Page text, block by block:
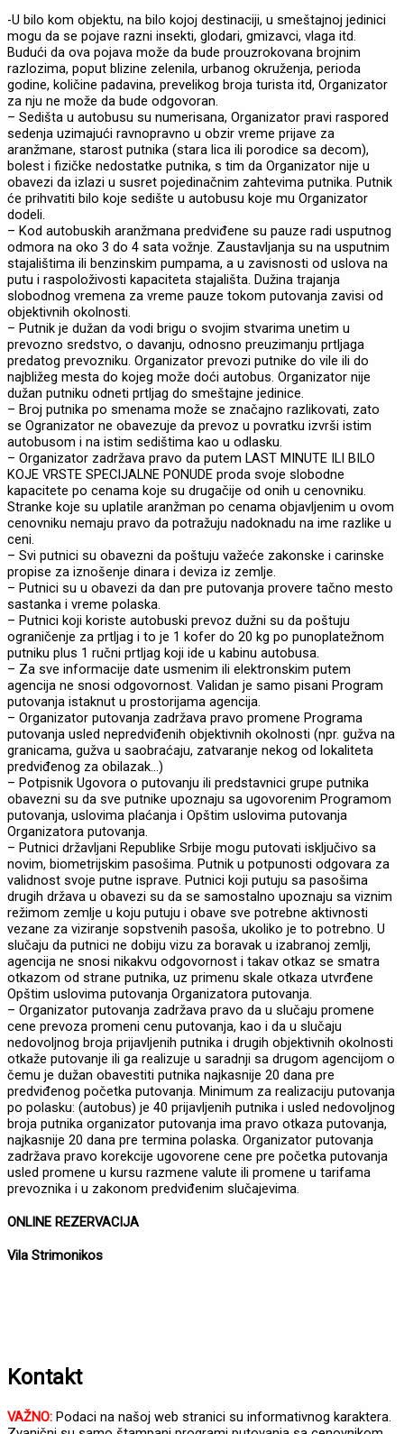
-U bilo kom objektu, na bilo kojoj destinaciji, u smeštajnoj jedinici
mogu da se pojave razni insekti, glodari, gmizavci, vlaga itd.
Budući da ova pojava može da bude prouzrokovana brojnim
razlozima, poput blizine zelenila, urbanog okruženja, perioda
godine, količine padavina, prevelikog broja turista itd, Organizator
za nju ne može da bude odgovoran.
– Sedišta u autobusu su numerisana, Organizator pravi raspored
sedenja uzimajući ravnopravno u obzir vreme prijave za
aranžmane, starost putnika (stara lica ili porodice sa decom),
bolest i fizičke nedostatke putnika, s tim da Organizator nije u
obavezi da izlazi u susret pojedinačnim zahtevima putnika. Putnik
će prihvatiti bilo koje sedište u autobusu koje mu Organizator
dodeli.
– Kod autobuskih aranžmana predviđene su pauze radi usputnog
odmora na oko 3 do 4 sata vožnje. Zaustavljanja su na usputnim
stajalištima ili benzinskim pumpama, a u zavisnosti od uslova na
putu i raspoloživosti kapaciteta stajališta. Dužina trajanja
slobodnog vremena za vreme pauze tokom putovanja zavisi od
objektivnih okolnosti.
– Putnik je dužan da vodi brigu o svojim stvarima unetim u
prevozno sredstvo, o davanju, odnosno preuzimanju prtljaga
predatog prevozniku. Organizator prevozi putnike do vile ili do
najbližeg mesta do kojeg može doći autobus. Organizator nije
dužan putniku odneti prtljag do smeštajne jedinice.
– Broj putnika po smenama može se značajno razlikovati, zato
se Ogranizator ne obavezuje da prevoz u povratku izvrši istim
autobusom i na istim sedištima kao u odlasku.
– Organizator zadržava pravo da putem LAST MINUTE ILI BILO
KOJE VRSTE SPECIJALNE PONUDE proda svoje slobodne
kapacitete po cenama koje su drugačije od onih u cenovniku.
Stranke koje su uplatile aranžman po cenama objavljenim u ovom
cenovniku nemaju pravo da potražuju nadoknadu na ime razlike u
ceni.
– Svi putnici su obavezni da poštuju važeće zakonske i carinske
propise za iznošenje dinara i deviza iz zemlje.
– Putnici su u obavezi da dan pre putovanja provere tačno mesto
sastanka i vreme polaska.
– Putnici koji koriste autobuski prevoz dužni su da poštuju
ograničenje za prtljag i to je 1 kofer do 20 kg po punoplatežnom
putniku plus 1 ručni prtljag koji ide u kabinu autobusa.
– Za sve informacije date usmenim ili elektronskim putem
agencija ne snosi odgovornost. Validan je samo pisani Program
putovanja istaknut u prostorijama agencija.
– Organizator putovanja zadržava pravo promene Programa
putovanja usled nepredviđenih objektivnih okolnosti (npr. gužva na
granicama, gužva u saobraćaju, zatvaranje nekog od lokaliteta
predviđenog za obilazak…)
– Potpisnik Ugovora o putovanju ili predstavnici grupe putnika
obavezni su da sve putnike upoznaju sa ugovorenim Programom
putovanja, uslovima plaćanja i Opštim uslovima putovanja
Organizatora putovanja.
– Putnici državljani Republike Srbije mogu putovati isključivo sa
novim, biometrijskim pasošima. Putnik u potpunosti odgovara za
validnost svoje putne isprave. Putnici koji putuju sa pasošima
drugih država u obavezi su da se samostalno upoznaju sa viznim
režimom zemlje u koju putuju i obave sve potrebne aktivnosti
vezane za viziranje sopstvenih pasoša, ukoliko je to potrebno. U
slučaju da putnici ne dobiju vizu za boravak u izabranoj zemlji,
agencija ne snosi nikakvu odgovornost i takav otkaz se smatra
otkazom od strane putnika, uz primenu skale otkaza utvrđene
Opštim uslovima putovanja Organizatora putovanja.
– Organizator putovanja zadržava pravo da u slučaju promene
cene prevoza promeni cenu putovanja, kao i da u slučaju
nedovoljnog broja prijavljenih putnika i drugih objektivnih okolnosti
otkaže putovanje ili ga realizuje u saradnji sa drugom agencijom o
čemu je dužan obavestiti putnika najkasnije 20 dana pre
predviđenog početka putovanja. Minimum za realizaciju putovanja
po polasku: (autobus) je 40 prijavljenih putnika i usled nedovoljnog
broja putnika organizator putovanja ima pravo otkaza putovanja,
najkasnije 20 dana pre termina polaska. Organizator putovanja
zadržava pravo korekcije ugovorene cene pre početka putovanja
usled promene u kursu razmene valute ili promene u tarifama
prevoznika i u zakonom predviđenim slučajevima.
ONLINE REZERVACIJA
Vila Strimonikos
Kontakt
VAŽNO: Podaci na našoj web stranici su informativnog karaktera.